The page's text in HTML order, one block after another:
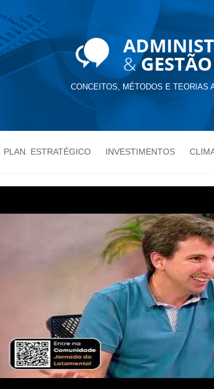
CONCEITOS, MÉTODOS E TEORIAS
PLAN. ESTRATÉGICO INVESTIMENTOS